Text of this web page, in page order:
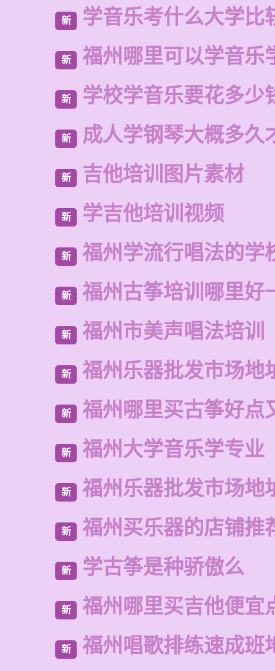
新 学音乐考什么大学比
新 福州哪里可以学音乐
新 学校学音乐要花多少
新 成人学钢琴大概多久
新 吉他培训图片素材
新 学吉他培训视频
新 福州学流行唱法的学
新 福州古筝培训哪里好
新 福州市美声唱法培训
新 福州乐器批发市场地
新 福州哪里买古筝好点
新 福州大学音乐学专业
新 福州乐器批发市场地
新 福州买乐器的店铺推
新 学古筝是种骄傲么
新 福州哪里买吉他便宜
新 福州唱歌排练速成班